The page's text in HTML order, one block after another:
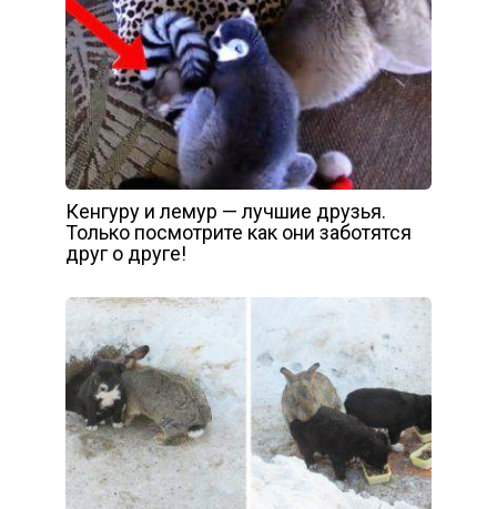
Кенгуру и лемур — лучшие друзья.
Только посмотрите как они заботятся
друг о друге!